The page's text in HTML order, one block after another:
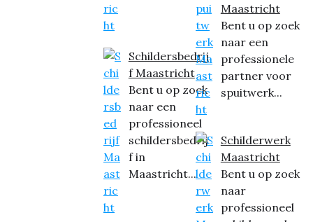
Schildersbedrij
f Maastricht
Bent u op zoek
naar een
professioneel
schildersbedrij
f in
Maastricht...
Maastricht
Bent u op zoek
naar een
professionele
partner voor
spuitwerk...
Schilderwerk
Maastricht
Bent u op zoek
naar
professioneel